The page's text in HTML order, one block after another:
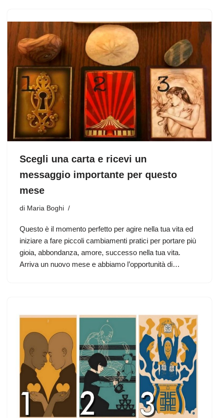
Scegli una carta e ricevi un
messaggio importante per questo
mese
di Maria Boghi
Questo è il momento perfetto per agire nella tua vita ed
iniziare a fare piccoli cambiamenti pratici per portare più
gioia, abbondanza, amore, successo nella tua vita.
Arriva un nuovo mese e abbiamo l’opportunità di…